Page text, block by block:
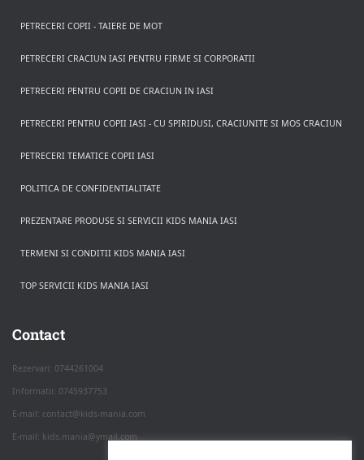
PETRECERI COPII - TAIERE DE MOT
PETRECERI CRACIUN IASI PENTRU FIRME SI CORPORATII
PETRECERI PENTRU COPII DE CRACIUN IN IASI
PETRECERI PENTRU COPII IASI - CU SPIRIDUSI, CRACIUNITE SI MOS CRACIUN
PETRECERI TEMATICE COPII IASI
POLITICA DE CONFIDENTIALITATE
PREZENTARE PRODUSE SI SERVICII KIDS MANIA IASI
TERMENI SI CONDITII KIDS MANIA IASI
TOP SERVICII KIDS MANIA IASI
Contact
Rezervari: 0744261004
Informatii: 0745937753
E-mail: contact@kids-mania.com
E-mail: kids.mania@ymail.com
Apasa pe o categorie ca sa vezi serviciile.
PETRECERI COPII